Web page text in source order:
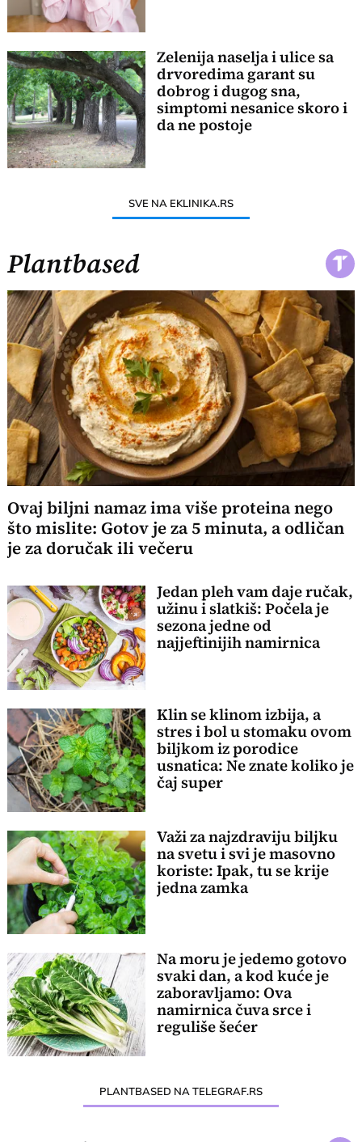
Zelenija naselja i ulice sa
drvoredima garant su
dobrog i dugog sna,
simptomi nesanice skoro i
da ne postoje
SVE NA EKLINIKA.RS
Plantbased
Ovaj biljni namaz ima više proteina nego
što mislite: Gotov je za 5 minuta, a odličan
je za doručak ili večeru
Jedan pleh vam daje ručak,
užinu i slatkiš: Počela je
sezona jedne od
najjeftinijih namirnica
Klin se klinom izbija, a
stres i bol u stomaku ovom
biljkom iz porodice
usnatica: Ne znate koliko je
čaj super
Važi za najzdraviju biljku
na svetu i svi je masovno
koriste: Ipak, tu se krije
jedna zamka
Na moru je jedemo gotovo
svaki dan, a kod kuće je
zaboravljamo: Ova
namirnica čuva srce i
reguliše šećer
PLANTBASED NA TELEGRAF.RS